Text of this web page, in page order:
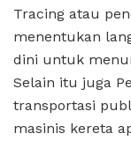
Tracing atau
menentukan
dini untuk
Selain itu juga
transportasi
masinis kereta